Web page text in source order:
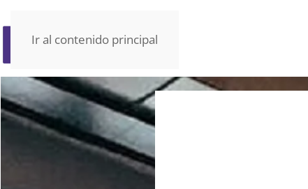
Ir al contenido principal